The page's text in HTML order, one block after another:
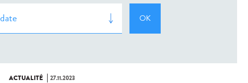
ACTUALITÉ 27.11.2023